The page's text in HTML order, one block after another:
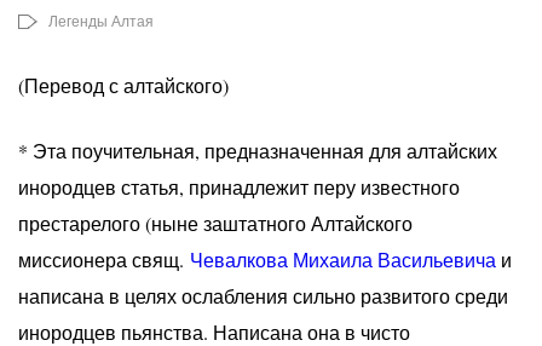
Легенды Алтая
(Перевод с алтайского)
* Эта поучительная, предназначенная для алтайских
инородцев статья, принадлежит перу известного
престарелого (ныне заштатного Алтайского
миссионера свящ. Чевалкова Михаила Васильевича и
написана в целях ослабления сильно развитого среди
инородцев пьянства. Написана она в чисто